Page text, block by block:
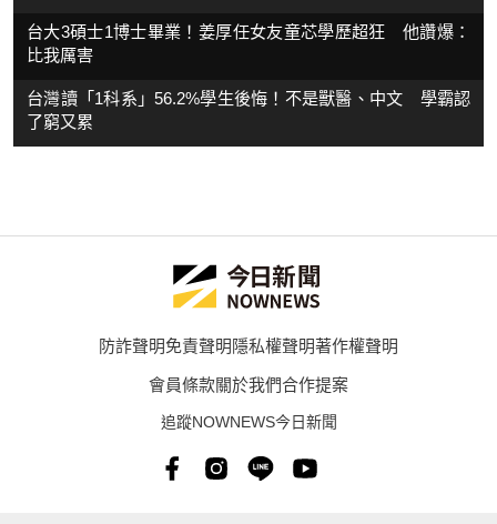
台大3碩士1博士畢業！姜厚任女友童芯學歷超狂 他讚爆：
比我厲害
台灣讀「1科系」56.2%學生後悔！不是獸醫、中文 學霸認
了窮又累
防詐聲明免責聲明隱私權聲明著作權聲明
會員條款關於我們合作提案
追蹤NOWNEWS今日新聞